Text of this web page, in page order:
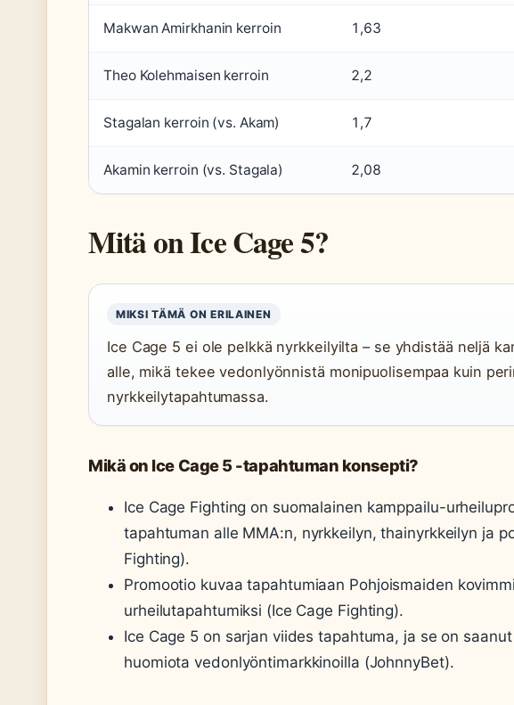
Makwan Amirkhanin kerroin 1,63
Theo Kolehmaisen kerroin 2,2
Stagalan kerroin (vs. Akam) 1,7
Akamin kerroin (vs. Stagala) 2,08
Mitä on Ice Cage 5?
MIKSI TÄMÄ ON ERILAINEN
Ice Cage 5 ei ole pelkkä nyrkkeilyilta – se yhdistää neljä
alle, mikä tekee vedonlyönnistä monipuolisempaa kuin
nyrkkeilytapahtumassa.
Mikä on Ice Cage 5 -tapahtuman konsepti?
Ice Cage Fighting on suomalainen kamppailu-
tapahtuman alle MMA:n, nyrkkeilyn, thainyrkkeilyn ja
Fighting).
Promootio kuvaa tapahtumiaan Pohjoismaiden
urheilutapahtumiksi (Ice Cage Fighting).
Ice Cage 5 on sarjan viides tapahtuma, ja se on
huomiota vedonlyöntimarkkinoilla (JohnnyBet).